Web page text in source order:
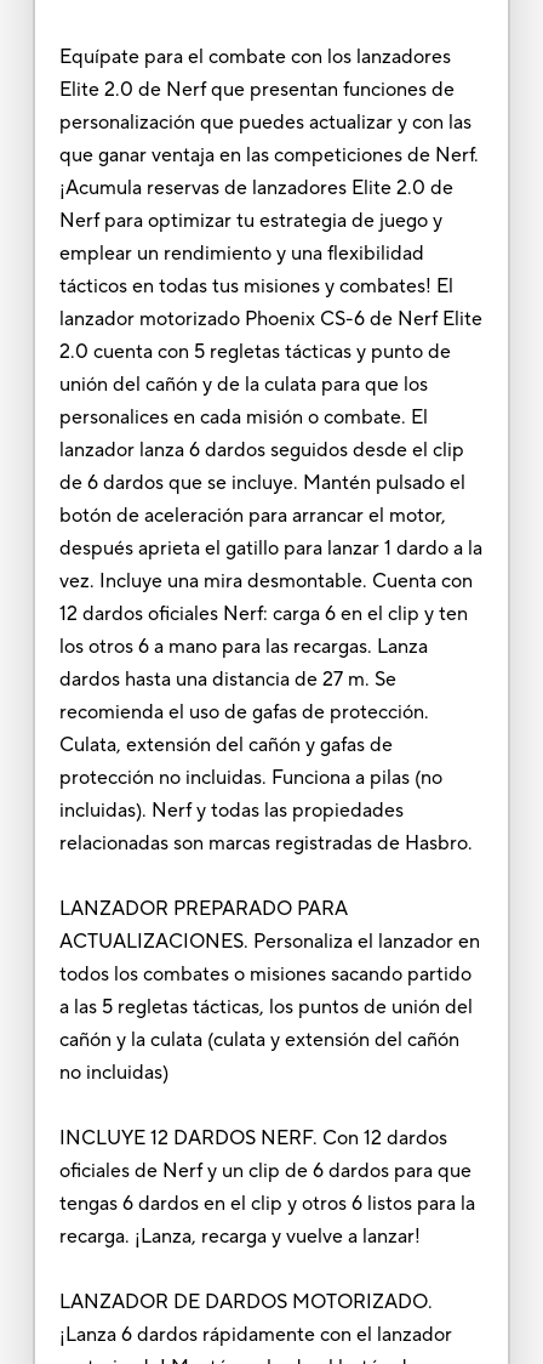
Equípate para el combate con los lanzadores
Elite 2.0 de Nerf que presentan funciones de
personalización que puedes actualizar y con las
que ganar ventaja en las competiciones de Nerf.
¡Acumula reservas de lanzadores Elite 2.0 de
Nerf para optimizar tu estrategia de juego y
emplear un rendimiento y una flexibilidad
tácticos en todas tus misiones y combates! El
lanzador motorizado Phoenix CS-6 de Nerf Elite
2.0 cuenta con 5 regletas tácticas y punto de
unión del cañón y de la culata para que los
personalices en cada misión o combate. El
lanzador lanza 6 dardos seguidos desde el clip
de 6 dardos que se incluye. Mantén pulsado el
botón de aceleración para arrancar el motor,
después aprieta el gatillo para lanzar 1 dardo a la
vez. Incluye una mira desmontable. Cuenta con
12 dardos oficiales Nerf: carga 6 en el clip y ten
los otros 6 a mano para las recargas. Lanza
dardos hasta una distancia de 27 m. Se
recomienda el uso de gafas de protección.
Culata, extensión del cañón y gafas de
protección no incluidas. Funciona a pilas (no
incluidas). Nerf y todas las propiedades
relacionadas son marcas registradas de Hasbro.
LANZADOR PREPARADO PARA
ACTUALIZACIONES. Personaliza el lanzador en
todos los combates o misiones sacando partido
a las 5 regletas tácticas, los puntos de unión del
cañón y la culata (culata y extensión del cañón
no incluidas)
INCLUYE 12 DARDOS NERF. Con 12 dardos
oficiales de Nerf y un clip de 6 dardos para que
tengas 6 dardos en el clip y otros 6 listos para la
recarga. ¡Lanza, recarga y vuelve a lanzar!
LANZADOR DE DARDOS MOTORIZADO.
¡Lanza 6 dardos rápidamente con el lanzador